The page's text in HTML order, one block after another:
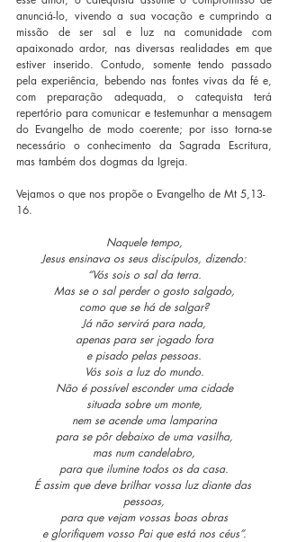
anunciá-lo, vivendo a sua vocação e cumprindo a
missão de ser sal e luz na comunidade com
apaixonado ardor, nas diversas realidades em que
estiver inserido. Contudo, somente tendo passado
pela experiência, bebendo nas fontes vivas da fé e,
com preparação adequada, o catequista terá
repertório para comunicar e testemunhar a mensagem
do Evangelho de modo coerente; por isso torna-se
necessário o conhecimento da Sagrada Escritura,
mas também dos dogmas da Igreja.
Vejamos o que nos propõe o Evangelho de Mt 5,13-
16.
Naquele tempo,
Jesus ensinava os seus discípulos, dizendo:
“Vós sois o sal da terra.
Mas se o sal perder o gosto salgado,
como que se há de salgar?
Já não servirá para nada,
apenas para ser jogado fora
e pisado pelas pessoas.
Vós sois a luz do mundo.
Não é possível esconder uma cidade
situada sobre um monte,
nem se acende uma lamparina
para se pôr debaixo de uma vasilha,
mas num candelabro,
para que ilumine todos os da casa.
É assim que deve brilhar vossa luz diante das
pessoas,
para que vejam vossas boas obras
e glorifiquem vosso Pai que está nos céus”.